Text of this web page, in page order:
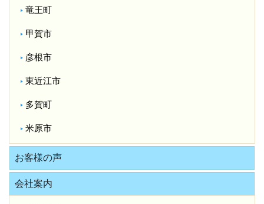
竜王町
甲賀市
彦根市
東近江市
多賀町
米原市
お客様の声
会社案内